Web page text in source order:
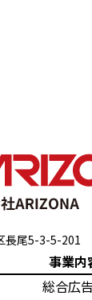
長尾5-3-5-
事業内
総合広